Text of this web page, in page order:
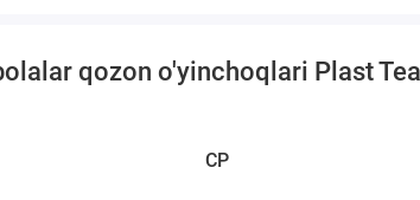
qozon o'yinchoqlari Plast
CP